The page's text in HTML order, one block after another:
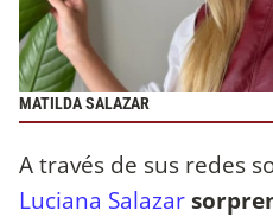
MATILDA SALAZAR
A través de sus redes
Luciana Salazar